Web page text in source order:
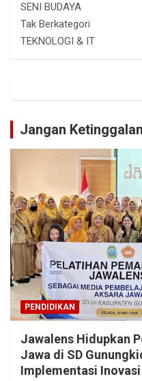
SENI BUDAYA
Tak Berkategori
TEKNOLOGI & IT
Jangan Ketinggalan
PENDIDIKAN
Jawalens Hidupkan
Jawa di SD
Implementasi